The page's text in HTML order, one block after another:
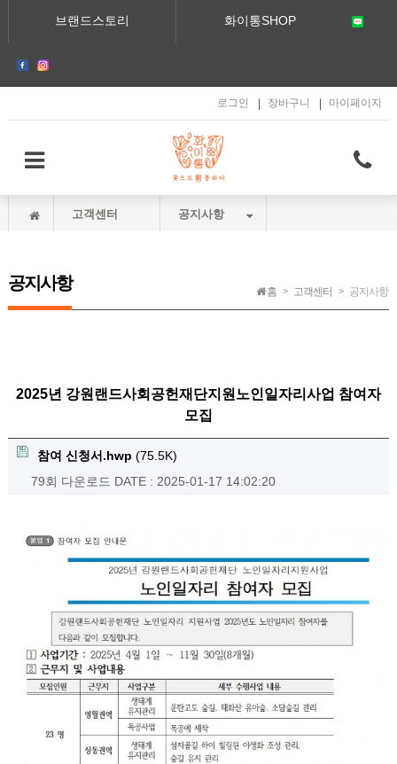
브랜드스토리
화이통SHOP
로그인 장바구니 마이페이지
고객센터 공지사항
홈 고객센터 공지사항
공지사항
2025년 강원랜드사회공헌재단지원노인일자리사업 참여자
모집
참여 신청서.hwp (75.5K)
79회 다운로드 DATE : 2025-01-17 14:02:20